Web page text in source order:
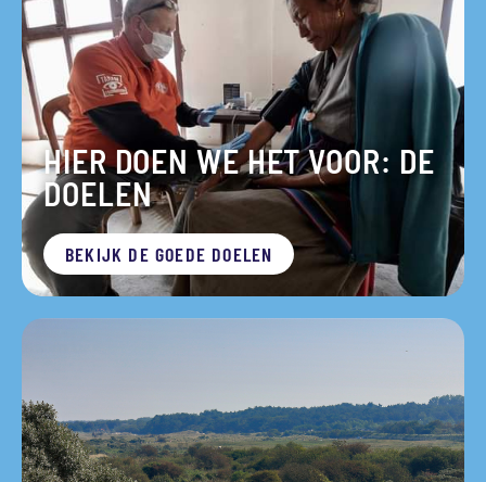
HIER DOEN WE HET VOOR: DE
DOELEN
BEKIJK DE GOEDE DOELEN